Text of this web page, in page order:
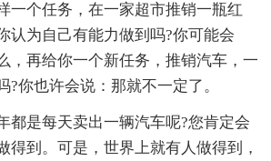
一个任务，在一家超市推销一瓶红
认为自己有能力做到吗?你可能会
，再给你一个新任务，推销汽车，一
?你也许会说：那就不一定了。
都是每天卖出一辆汽车呢?您肯定会
得到。可是，世界上就有人做得到，